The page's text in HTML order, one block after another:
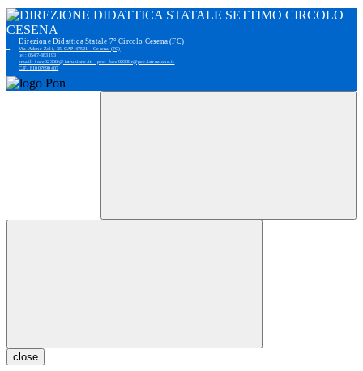
Direzione Didattica Statale 7° Circolo Cesena (FC)
Via Adone Zoli, 35 CAP 47521 - Cesena (FC)
tel: 0547-383193
email: foee02300r@istruzione.it - pec: foee02300r@pec.istruzione.it
C.F. 81007690407
close